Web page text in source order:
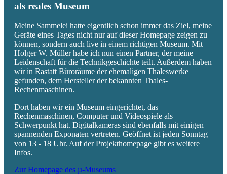
als reales Museum
Meine Sammelei hatte eigentlich schon immer das Ziel, meine
Geräte eines Tages nicht nur auf dieser Homepage zeigen zu
können, sondern auch live in einem richtigen Museum. Mit
Holger W. Müller habe ich nun einen Partner, der meine
Leidenschaft für die Technikgeschichte teilt. Außerdem haben
wir in Rastatt Büroräume der ehemaligen Thaleswerke
gefunden, dem Hersteller der bekannten Thales-
Rechenmaschinen.
Dort haben wir ein Museum eingerichtet, das
Rechenmaschinen, Computer und Videospiele als
Schwerpunkt hat. Digitalkameras sind ebenfalls mit einigen
spannenden Exponaten vertreten. Geöffnet ist jeden Sonntag
von 13 - 18 Uhr. Auf der Projekthomepage gibt es weitere
Infos.
Zur Homepage des µ-Museums